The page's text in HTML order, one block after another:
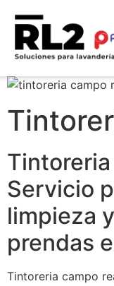
Servicio
limpieza
prendas
Tintoreria campo